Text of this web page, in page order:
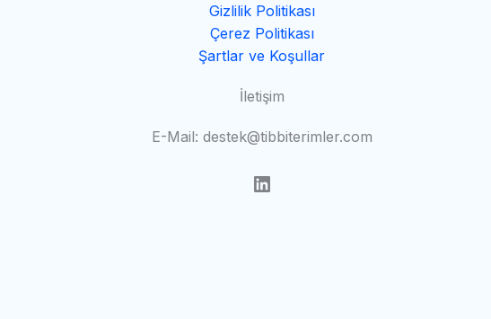
Gizlilik Politikası
Çerez Politikası
Şartlar ve Koşullar
İletişim
E-Mail: destek@tibbiterimler.com
LinkedIn